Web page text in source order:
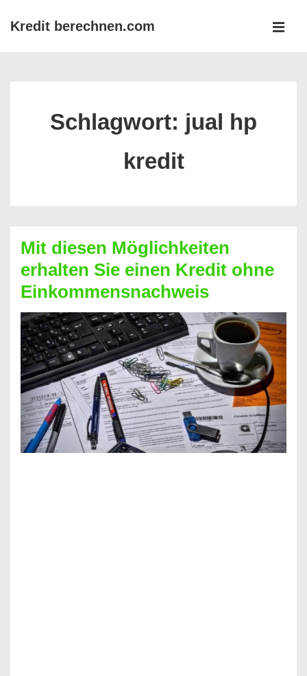
ZumKredit berechnen.com
Schlagwort: jual hp
kredit
Mit diesen Möglichkeiten
erhalten Sie einen Kredit ohne
Einkommensnachweis